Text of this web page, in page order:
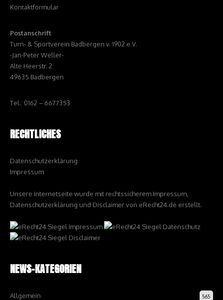
Kontaktformular
Postanschrift
Turn- & Sportverein Badbergen v. 1902 e.V.
-Jan-Peter Weller-
Alte Heerstr. 2
49635 Badbergen
Tel.: 0162 – 6677353
RECHTLICHES
Datenschutzerklärung
Impressum
Unsere Internetseite wurde mit rechtssicherem Impressum,
Datenschutzerklärung und Disclaimer von eRecht24.de erstellt.
NEWS-KATEGORIEN
Allgemein 565